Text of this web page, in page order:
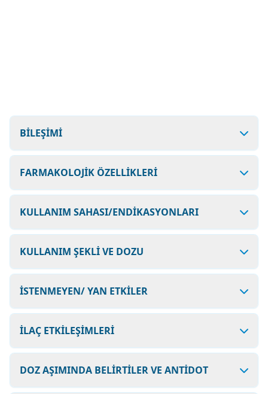
BİLEŞİMİ
FARMAKOLOJİK ÖZELLİKLERİ
KULLANIM SAHASI/ENDİKASYONLARI
KULLANIM ŞEKLİ VE DOZU
İSTENMEYEN/ YAN ETKİLER
İLAÇ ETKİLEŞİMLERİ
DOZ AŞIMINDA BELİRTİLER VE ANTİDOT